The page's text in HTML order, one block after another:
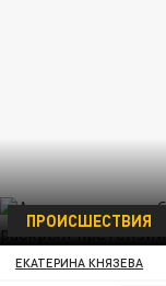
ПРОИСШЕСТВИЯ
ЕКАТЕРИНА КНЯЗЕВА